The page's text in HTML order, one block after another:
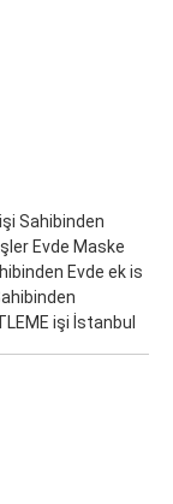
Sahibinden
Evde Maske
Evde ek is
işi İstanbul